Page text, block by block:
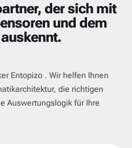
der sich mit
und dem
Entopizo . Wir helfen Ihnen
die richtigen
Auswertungslogik für Ihre